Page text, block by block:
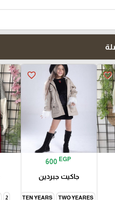
favorite_border
favorite_border
600 EGP
جاكيت جبردين
TWO YEARES
TEN YEARS
2